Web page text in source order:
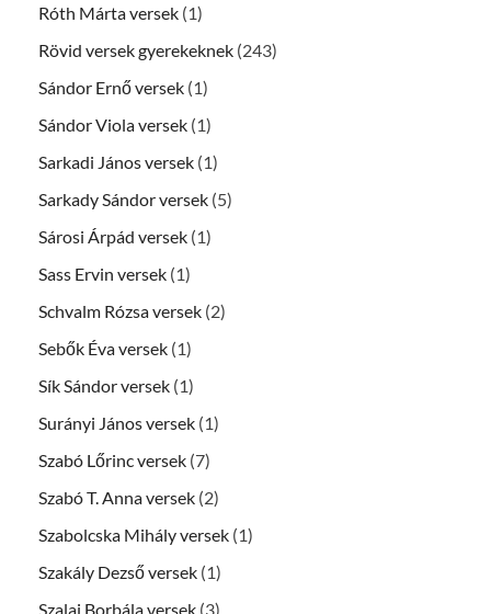
Róth Márta versek (1)
Rövid versek gyerekeknek (243)
Sándor Ernő versek (1)
Sándor Viola versek (1)
Sarkadi János versek (1)
Sarkady Sándor versek (5)
Sárosi Árpád versek (1)
Sass Ervin versek (1)
Schvalm Rózsa versek (2)
Sebők Éva versek (1)
Sík Sándor versek (1)
Surányi János versek (1)
Szabó Lőrinc versek (7)
Szabó T. Anna versek (2)
Szabolcska Mihály versek (1)
Szakály Dezső versek (1)
Szalai Borbála versek (3)